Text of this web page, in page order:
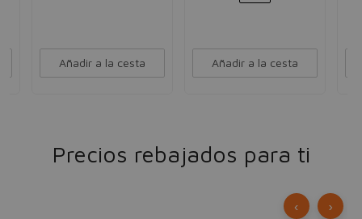
Añadir a la cesta Añadir a la cesta
Precios rebajados para ti
‹ ›